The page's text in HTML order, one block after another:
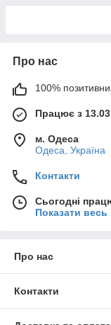
Про нас
100%
Працює з
м. Одеса
Одеса, Україна
Контакти
Сьогодні
Показати весь
Про нас
Контакти